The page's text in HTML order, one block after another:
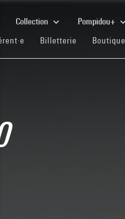
Collection Pompidou+
(current)
Billetterie (current)
Boutique